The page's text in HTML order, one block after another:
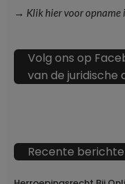
→ Klik hier voor opname
Volg ons op
van de juridische
Recente